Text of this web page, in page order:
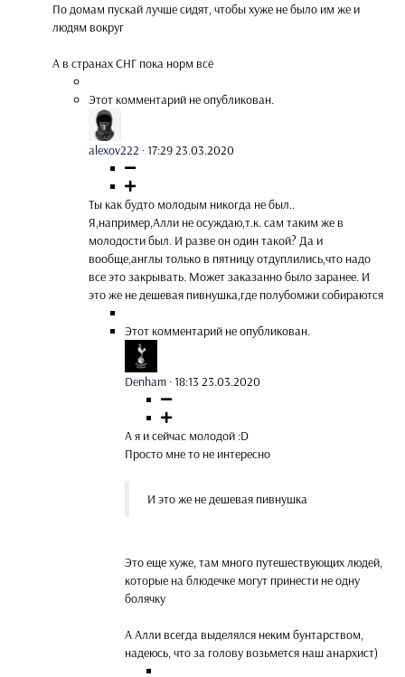
По домам пускай лучше сидят, чтобы хуже не было им же и
людям вокруг
А в странах СНГ пока норм всё
Этот комментарий не опубликован.
alexov222 ·17:29 23.03.2020
Ты как будто молодым никогда не был..
Я,например,Алли не осуждаю,т.к. сам таким же в
молодости был. И разве он один такой? Да и
вообще,англы только в пятницу отдуплились,что надо
все это закрывать. Может заказанно было заранее. И
это же не дешевая пивнушка,где полубомжи собираются
Этот комментарий не опубликован.
Denham ·18:13 23.03.2020
А я и сейчас молодой :D
Просто мне то не интересно
И это же не дешевая пивнушка
Это еще хуже, там много путешествующих людей,
которые на блюдечке могут принести не одну
болячку
А Алли всегда выделялся неким бунтарством,
надеюсь, что за голову возьмется наш анархист)